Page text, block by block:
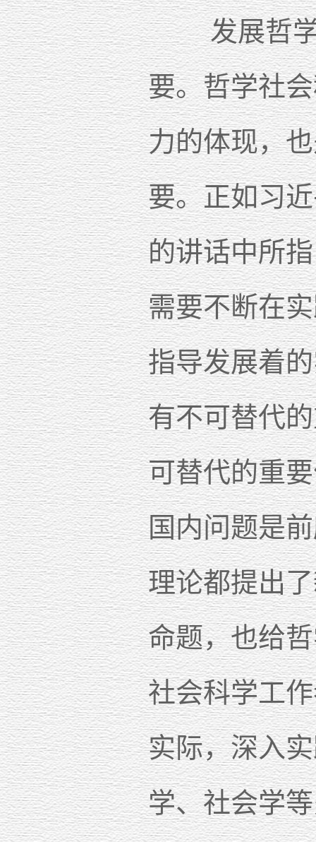
发展哲学社
要。哲学社
力的体现，
要。正如习
的讲话中所
需要不断在
指导发展着
有不可替代
可替代的重
国内问题是
理论都提出
命题，也给
社会科学工
实际，深入
学、社会学